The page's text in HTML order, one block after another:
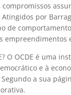
compromissos
por
de
empreendimentos
O OCDE é uma
e à
a sua